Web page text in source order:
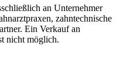
an Unternehmer
zahntechnische
Ein Verkauf an
nicht möglich.